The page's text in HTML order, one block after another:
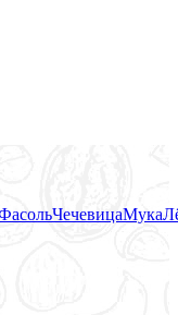
ЧечевицаМука